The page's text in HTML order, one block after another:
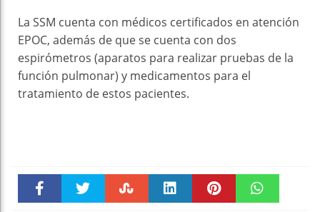
La SSM cuenta con médicos certificados en atención
EPOC, además de que se cuenta con dos
espirómetros (aparatos para realizar pruebas de la
función pulmonar) y medicamentos para el
tratamiento de estos pacientes.